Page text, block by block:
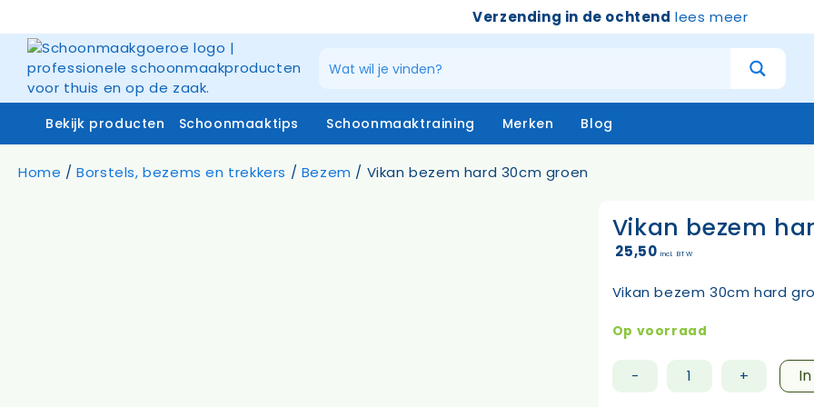
inhoud
Verzending in de ochtend lees meer
Bekijk producten
Handschoenen
Emmers
Vloertrekkers
Schrapers – handtrekkers
Sprayflacons
Schoonmaaktips Schoonmaaktraining Merken Blog
Home /Borstels, bezems en trekkers / Bezem / Vikan bezem hard 30cm groen
Vikan bezem
25,50 incl. BTW
Vikan bezem 30cm hard
Op voorraad
- +